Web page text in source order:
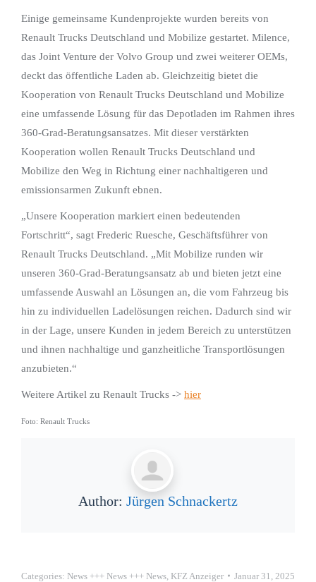
Einige gemeinsame Kundenprojekte wurden bereits von
Renault Trucks Deutschland und Mobilize gestartet. Milence,
das Joint Venture der Volvo Group und zwei weiterer OEMs,
deckt das öffentliche Laden ab. Gleichzeitig bietet die
Kooperation von Renault Trucks Deutschland und Mobilize
eine umfassende Lösung für das Depotladen im Rahmen ihres
360-Grad-Beratungsansatzes. Mit dieser verstärkten
Kooperation wollen Renault Trucks Deutschland und
Mobilize den Weg in Richtung einer nachhaltigeren und
emissionsarmen Zukunft ebnen.
„Unsere Kooperation markiert einen bedeutenden
Fortschritt“, sagt Frederic Ruesche, Geschäftsführer von
Renault Trucks Deutschland. „Mit Mobilize runden wir
unseren 360-Grad-Beratungsansatz ab und bieten jetzt eine
umfassende Auswahl an Lösungen an, die vom Fahrzeug bis
hin zu individuellen Ladelösungen reichen. Dadurch sind wir
in der Lage, unsere Kunden in jedem Bereich zu unterstützen
und ihnen nachhaltige und ganzheitliche Transportlösungen
anzubieten.“
Weitere Artikel zu Renault Trucks -> hier
Foto: Renault Trucks
Author: Jürgen Schnackertz
Categories: News +++ News +++ News KFZ Anzeiger Januar 31, 2025